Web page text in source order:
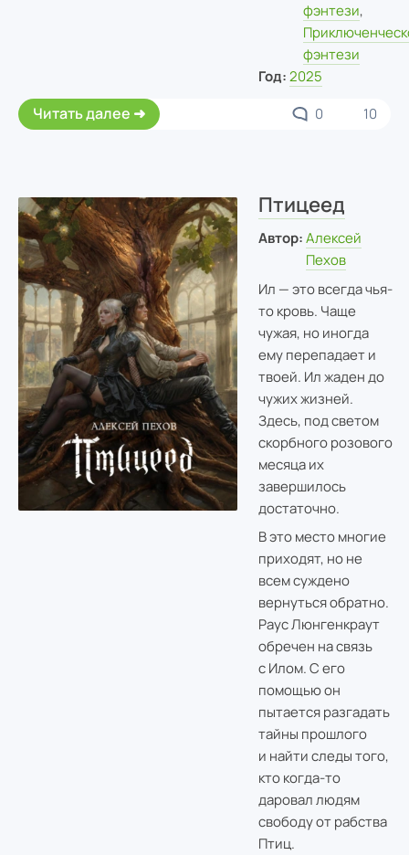
фэнтези,
фэнтези
Год: 2025
Читать далее 0 10
Птицеед
Автор: Алексей
Пехов
Ил — это всегда чья-
то кровь. Чаще
чужая, но иногда
ему перепадает и
твоей. Ил жаден до
чужих жизней.
Здесь, под светом
скорбного розового
месяца их
завершилось
достаточно.
В это место многие
приходят, но не
всем суждено
вернуться обратно.
Раус Люнгенкраут
обречен на связь
с Илом. С его
помощью он
пытается разгадать
тайны прошлого
и найти следы того,
кто когда-то
даровал людям
свободу от рабства
Птиц.